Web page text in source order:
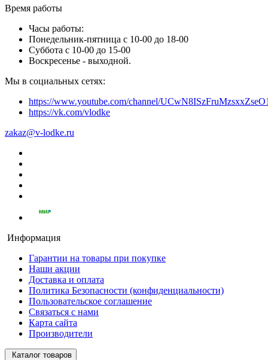
Время работы
Часы работы:
Понедельник-пятница с 10-00 до 18-00
Суббота с 10-00 до 15-00
Воскресенье - выходной.
Мы в социальных сетях:
https://www.youtube.com/channel/
https://vk.com/vlodke
zakaz@v-lodke.ru
Информация
Гарантии на товары при покупке
Наши акции
Доставка и оплата
Политика Безопасности (конфиденциальности)
Пользовательское соглашение
Связаться с нами
Карта сайта
Производители
Каталог товаров